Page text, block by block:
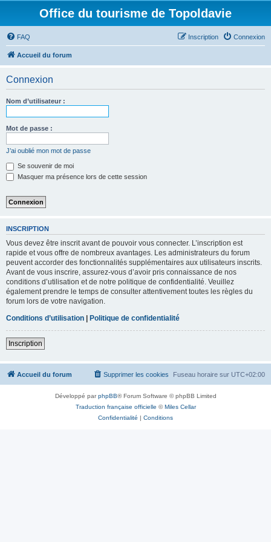
Office du tourisme de Topoldavie
FAQ Connexion
Inscription
Accueil du forum
Connexion
Nom d’utilisateur :
Mot de passe :
J’ai oublié mon mot de passe
Se souvenir de moi
Masquer ma présence lors de cette session
INSCRIPTION
Vous devez être inscrit avant de pouvoir vous connecter. L’inscription est
rapide et vous offre de nombreux avantages. Les administrateurs du forum
peuvent accorder des fonctionnalités supplémentaires aux utilisateurs inscrits.
Avant de vous inscrire, assurez-vous d’avoir pris connaissance de nos
conditions d’utilisation et de notre politique de confidentialité. Veuillez
également prendre le temps de consulter attentivement toutes les règles du
forum lors de votre navigation.
Conditions d’utilisation | Politique de confidentialité
Inscription
Accueil du forum Fuseau horaire sur UTC+02:00
Supprimer les cookies
Développé parphpBB® Forum Software © phpBB Limited
Traduction française officielle ©Miles Cellar
Confidentialité | Conditions